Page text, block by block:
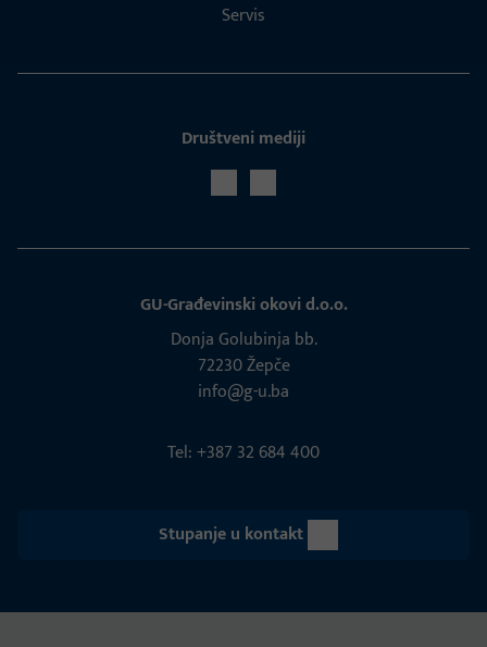
Servis
Društveni mediji
GU-Građevinski okovi d.o.o.
Donja Golubinja bb.
72230 Žepče
info@g-u.ba
Tel: +387 32 684 400
Stupanje u kontakt